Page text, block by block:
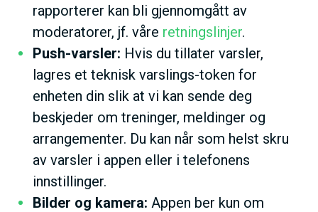
rapporterer kan bli gjennomgått av
moderatorer, jf. våre retningslinjer.
Push-varsler: Hvis du tillater varsler,
lagres et teknisk varslings-token for
enheten din slik at vi kan sende deg
beskjeder om treninger, meldinger og
arrangementer. Du kan når som helst skru
av varsler i appen eller i telefonens
innstillinger.
Bilder og kamera: Appen ber kun om